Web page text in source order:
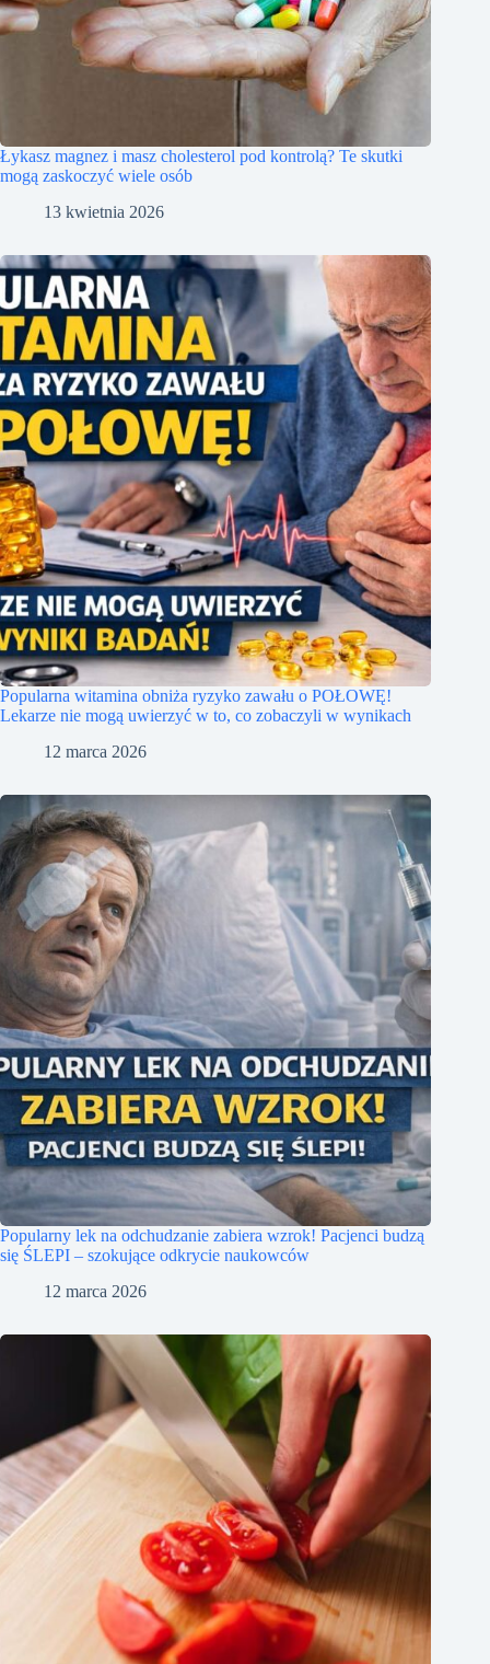
Łykasz magnez i masz cholesterol pod kontrolą? Te skutki
mogą zaskoczyć wiele osób
13 kwietnia 2026
Popularna witamina obniża ryzyko zawału o POŁOWĘ!
Lekarze nie mogą uwierzyć w to, co zobaczyli w wynikach
12 marca 2026
Popularny lek na odchudzanie zabiera wzrok! Pacjenci budzą
się ŚLEPI – szokujące odkrycie naukowców
12 marca 2026